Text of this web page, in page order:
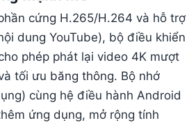
cứng H.265/H.264 và hỗ trợ
dung YouTube), bộ điều khiển
phép phát lại video 4K mượt
tối ưu băng thông. Bộ nhớ
cùng hệ điều hành Android
ứng dụng, mở rộng tính